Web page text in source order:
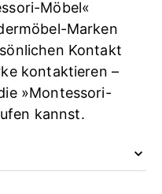
Möbel«
Marken
Kontakt
kontaktieren –
»Montessori-
kannst.